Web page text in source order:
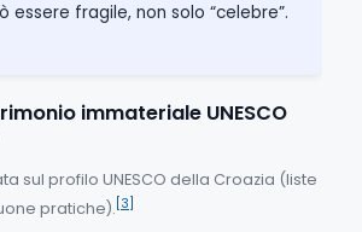
essere fragile, non solo “celebre”.
immateriale UNESCO
sul profilo UNESCO della Croazia (liste
pratiche). [3]